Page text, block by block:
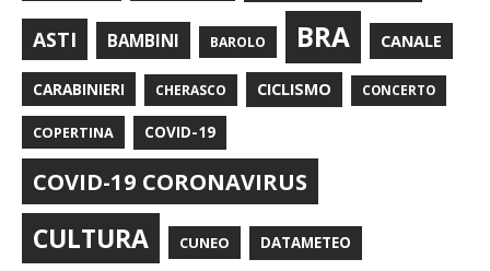
ASTI BAMBINI BAROLO BRA CANALE
CARABINIERI CHERASCO CICLISMO CONCERTO
COPERTINA COVID-19
COVID-19 CORONAVIRUS
CULTURA CUNEO DATAMETEO